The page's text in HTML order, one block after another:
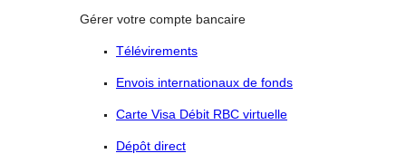
Gérer votre compte bancaire
Télévirements
Envois internationaux de fonds
Carte Visa Débit RBC virtuelle
Dépôt direct